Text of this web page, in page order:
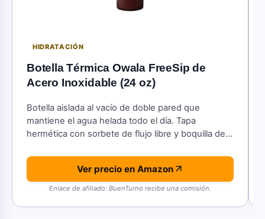
HIDRATACIÓN
Botella Térmica Owala FreeSip de
Acero Inoxidable (24 oz)
Botella aislada al vacío de doble pared que
mantiene el agua helada todo el día. Tapa
hermética con sorbete de flujo libre y boquilla de
Ver precio en Amazon
Enlace de afiliado: BuenTurno recibe una comisión.